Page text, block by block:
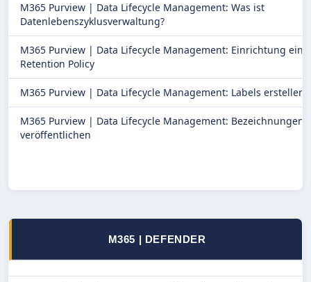
M365 Purview | Data Lifecycle Management: Was ist
Datenlebenszyklusverwaltung?
M365 Purview | Data Lifecycle Management: Einrichtung
Retention Policy
M365 Purview | Data Lifecycle Management: Labels erstellen
M365 Purview | Data Lifecycle Management: Bezeichnungen
veröffentlichen
M365 | DEFENDER